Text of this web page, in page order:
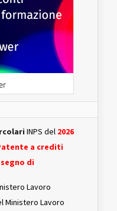
INPS del 2026
a crediti
di
Lavoro
Ministero Lavoro